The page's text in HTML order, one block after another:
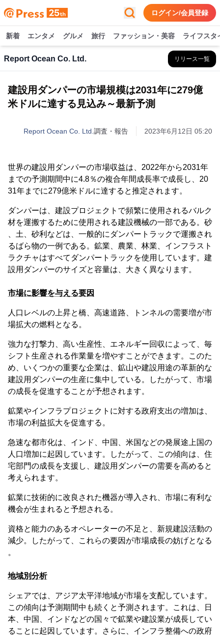
ログイン/会員登録
新着 エンタメ グルメ 旅行 ファッション・美容 ライフスタ
Report Ocean Co. Ltd. リリース一覧
建設用ダンパーの市場規模は2031年に279億
米ドルに達する見込み～最新予測
Report Ocean Co. Ltd. 調査・報告 2023年6月12日 05:20
世界の建設用ダンパーの市場収益は、2022年から2031年
までの予測期間中に4.8％の複合年間成長率で成長し、20
31年までに279億米ドルに達すると推定されます。
ダンパーは、建設プロジェクトで頻繁に使用されるバルク
材を運搬するために使用される建設機械の一部である。砂
、土、砂利などは、一般的にダンパートラックで運搬され
るばら物の一例である。鉱業、農業、林業、インフラスト
ラクチャはすべてダンパートラックを使用しています。建
設用ダンパーのサイズと容量は、大きく異なります。
市場に影響を与える要因
人口レベルの上昇と橋、高速道路、トンネルの需要増が市
場拡大の燃料となる。
強力な打撃力、高い生産性、エネルギー回収によって、毎
シフト生産される作業量を増やすことができます。このた
め、いくつかの重要な企業は、鉱山や建設用途の革新的な
建設用ダンパーの生産に集中している。したがって、市場
の成長を促進することが予想されます。
鉱業やインフラプロジェクトに対する政府支出の増加は、
市場の利益拡大を促進する。
急速な都市化は、インド、中国、米国などの発展途上国の
人口増加に起因しています。したがって、この傾向は、住
宅部門の成長を支援し、建設用ダンパーの需要を高めると
考えられます。
鉱業に技術的に改良された機器が導入され、市場に有利な
機会が生まれると予想される。
資格と能力のあるオペレーターの不足と、新規建設活動の
減少。したがって、これらの要因が市場成長の妨げとなる
。
地域別分析
シェアでは、アジア太平洋地域が市場を支配しています。
この傾向は予測期間中も続くと予測されます。これは、日
本、中国、インドなどの国々で鉱業や建設業が成長してい
ることに起因しています。さらに、インフラ整備への政府